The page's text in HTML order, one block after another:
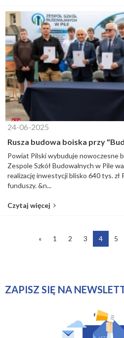
24-06-2025
Rusza budowa boiska przy
Powiat Pilski wybuduje nowoczesne
Zespole Szkół Budowalnych w Pile
realizację inwestycji blisko 640 tys. zł
funduszy. &n...
Czytaj więcej
« 1 2 3 4 5
ZAPISZ SIĘ NA